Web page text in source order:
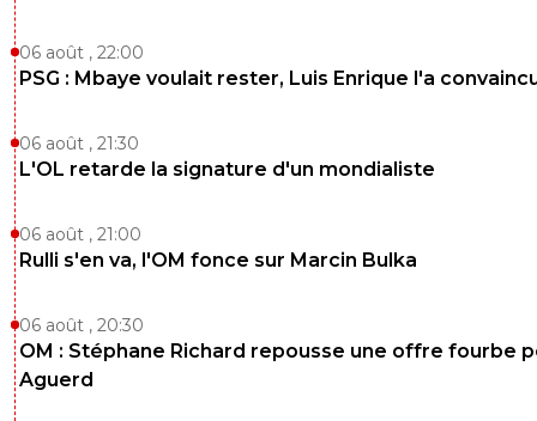
06 août , 22:00
PSG : Mbaye voulait rester, Luis Enrique l'a
06 août , 21:30
L'OL retarde la signature d'un mondialiste
06 août , 21:00
Rulli s'en va, l'OM fonce sur Marcin Bulka
06 août , 20:30
OM : Stéphane Richard repousse une offre fourbe
Aguerd